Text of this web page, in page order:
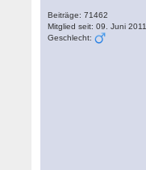
Beiträge: 71462
Mitglied seit: 09. Juni 2011
Geschlecht: